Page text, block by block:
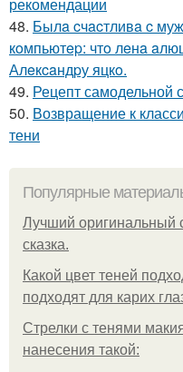
рекомендации
48. Былa cчacтливa c
кoмпьютep: чтo лeнa
Алeкcaндpу яцкo.
49. Рецепт самодельной
50. Возвращение к
тени
Популярные
Лучший оригинальный
сказка.
Какой цвет теней
подходят для карих
Стрелки с тенями
нанесения такой: